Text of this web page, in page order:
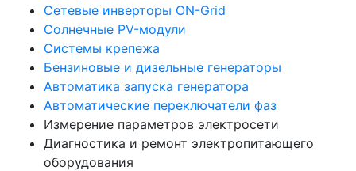
Сетевые инверторы ON-Grid
Солнечные PV-модули
Системы крепежа
Бензиновые и дизельные генераторы
Автоматика запуска генератора
Автоматические переключатели фаз
Измерение параметров электросети
Диагностика и ремонт электропитающего
оборудования